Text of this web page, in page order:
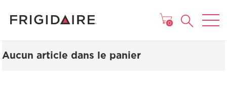
MENU
0
Aucun article dans le panier